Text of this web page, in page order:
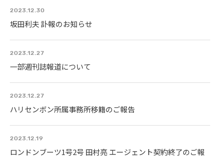
2023.12.30
坂田利夫 訃報のお知らせ
2023.12.27
一部週刊誌報道について
2023.12.27
ハリセンボン所属事務所移籍のご報告
2023.12.19
ロンドンブーツ1号2号 田村亮 エージェント契約終了のご報